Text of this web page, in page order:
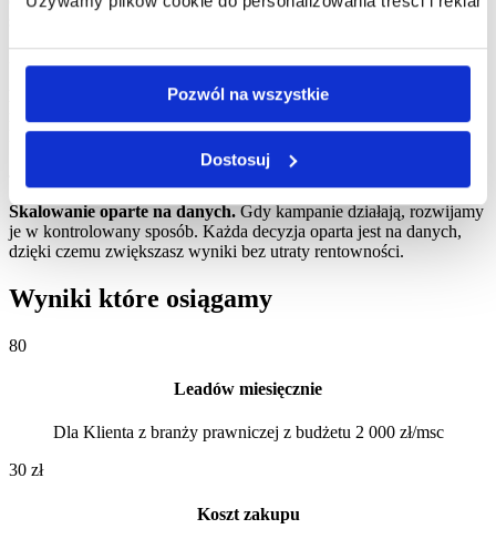
Pozwól na wszystkie
Dostosuj
Marketing połączony ze sprzedażą.Patrzymy szerzej niż tylko na
reklamy. Analizujemy ofertę, landing page i proces sprzedaży, aby
kampanie nie tylko generowały ruch, ale faktycznie konwertowały.
Skalowanie oparte na danych.Gdy kampanie działają, rozwijamy
je w kontrolowany sposób. Każda decyzja oparta jest na danych,
dzięki czemu zwiększasz wyniki bez utraty rentowności.
Wyniki które osiągamy
80
Leadów miesięcznie
Dla Klienta z branży prawniczej z budżetu 2 000 zł/msc
30 zł
Koszt zakupu